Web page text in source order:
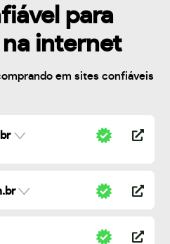
para
internet
em sites confiáveis